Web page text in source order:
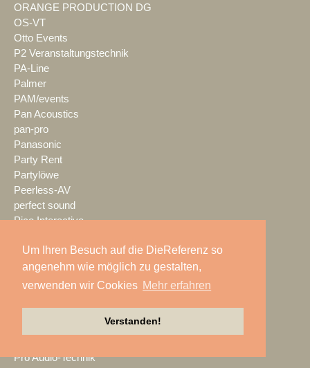
Um Ihren Besuch auf die DieReferenz so
angenehm wie möglich zu gestalten,
verwenden wir Cookies Mehr erfahren
Verstanden!
ORANGE PRODUCTION DG
OS-VT
Otto Events
P2 Veranstaltungstechnik
PA-Line
Palmer
PAM/events
Pan Acoustics
pan-pro
Panasonic
Party Rent
Partylöwe
Peerless-AV
perfect sound
Pico Interactive
PK Sound
PlexusAV
Point Source Audio
PowerLightsAugsburg
Pro Audio-Technik